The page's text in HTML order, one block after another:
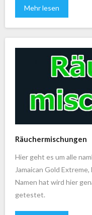
Mehr lesen
Räuchermischungen
Hier geht es um alle
Jamaican Gold
Namen hat wird hier
getestet.